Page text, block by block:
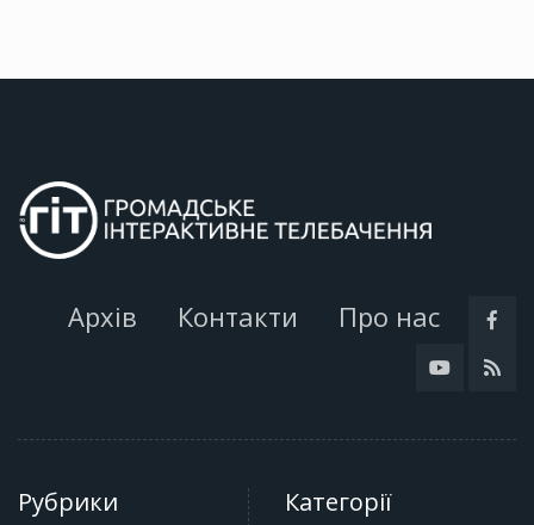
Архів Контакти Про нас
Рубрики Категорії